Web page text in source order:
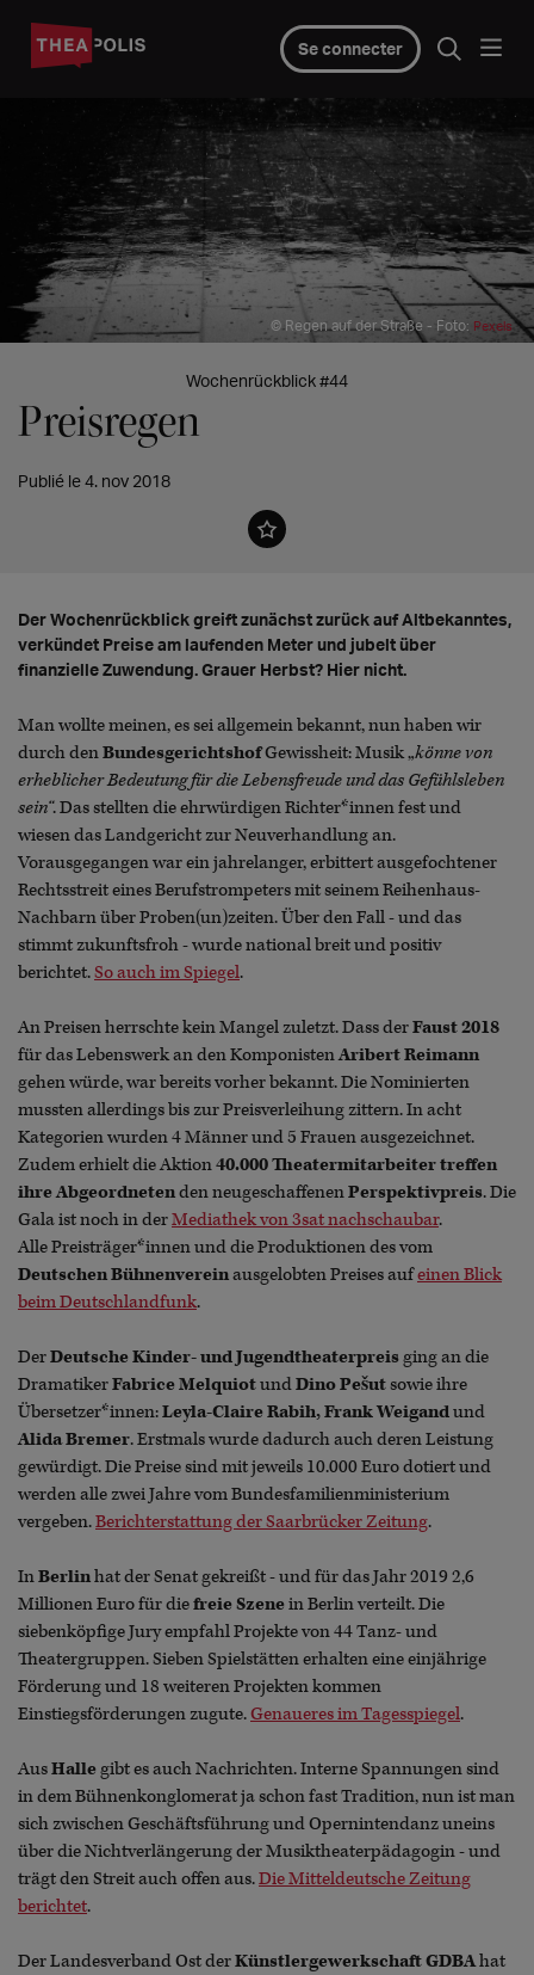
Se connecter
© Regen auf der Straße - Foto: Pexels
Wochenrückblick #44
Preisregen
Publié le 4. nov 2018
Der Wochenrückblick greift zunächst zurück auf Altbekanntes,
verkündet Preise am laufenden Meter und jubelt über
finanzielle Zuwendung. Grauer Herbst? Hier nicht.
Man wollte meinen, es sei allgemein bekannt, nun haben wir
durch denBundesgerichtshofGewissheit: Musik „könne von
erheblicher Bedeutung für die Lebensfreude und das Gefühlsleben
sein“. Das stellten die ehrwürdigen Richter*innen fest und
wiesen das Landgericht zur Neuverhandlung an.
Vorausgegangen war ein jahrelanger, erbittert ausgefochtener
Rechtsstreit eines Berufstrompeters mit seinem Reihenhaus-
Nachbarn über Proben(un)zeiten. Über den Fall - und das
stimmt zukunftsfroh - wurde national breit und positiv
berichtet.So auch im Spiegel.
An Preisen herrschte kein Mangel zuletzt. Dass derFaust 2018
für das Lebenswerk an den KomponistenAribert Reimann
gehen würde, war bereits vorher bekannt. Die Nominierten
mussten allerdings bis zur Preisverleihung zittern. In acht
Kategorien wurden 4 Männer und 5 Frauen ausgezeichnet.
Zudem erhielt die Aktion40.000 Theatermitarbeiter treffen
ihre Abgeordnetenden neugeschaffenenPerspektivpreis. Die
Gala ist noch in derMediathek von 3sat nachschaubar.
Alle Preisträger*innen und die Produktionen des vom
Deutschen Bühnenvereinausgelobten Preises aufeinen Blick
beim Deutschlandfunk.
DerDeutsche Kinder- und Jugendtheaterpreisging an die
DramatikerFabrice MelquiotundDino Pešutsowie ihre
Übersetzer*innen:Leyla-Claire Rabih, Frank Weigandund
Alida Bremer. Erstmals wurde dadurch auch deren Leistung
gewürdigt. Die Preise sind mit jeweils 10.000 Euro dotiert und
werden alle zwei Jahre vom Bundesfamilienministerium
vergeben.Berichterstattung der Saarbrücker Zeitung.
InBerlinhat der Senat gekreißt - und für das Jahr 2019 2,6
Millionen Euro für diefreie Szenein Berlin verteilt. Die
siebenköpfige Jury empfahl Projekte von 44 Tanz- und
Theatergruppen. Sieben Spielstätten erhalten eine einjährige
Förderung und 18 weiteren Projekten kommen
Einstiegsförderungen zugute.Genaueres im Tagesspiegel.
AusHallegibt es auch Nachrichten. Interne Spannungen sind
in dem Bühnenkonglomerat ja schon fast Tradition, nun ist man
sich zwischen Geschäftsführung und Opernintendanz uneins
über die Nichtverlängerung der Musiktheaterpädagogin - und
trägt den Streit auch offen aus.Die Mitteldeutsche Zeitung
berichtet.
Der Landesverband Ost derKünstlergewerkschaft GDBAhat